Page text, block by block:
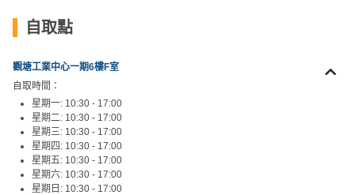
艇
租
自取點
觀塘工業中心一期6樓F室
自取時間：
星期一: 10:30 - 17:00
星期二: 10:30 - 17:00
星期三: 10:30 - 17:00
星期四: 10:30 - 17:00
星期五: 10:30 - 17:00
星期六: 10:30 - 17:00
星期日: 10:30 - 17:00